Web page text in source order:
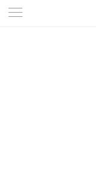
-->